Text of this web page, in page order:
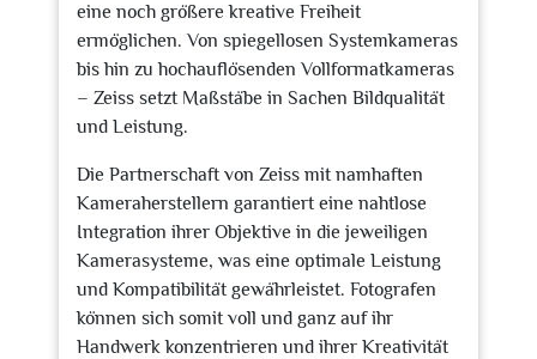
eine noch größere kreative Freiheit
ermöglichen. Von spiegellosen Systemkameras
bis hin zu hochauflösenden Vollformatkameras
– Zeiss setzt Maßstäbe in Sachen Bildqualität
und Leistung.
Die Partnerschaft von Zeiss mit namhaften
Kameraherstellern garantiert eine nahtlose
Integration ihrer Objektive in die jeweiligen
Kamerasysteme, was eine optimale Leistung
und Kompatibilität gewährleistet. Fotografen
können sich somit voll und ganz auf ihr
Handwerk konzentrieren und ihrer Kreativität